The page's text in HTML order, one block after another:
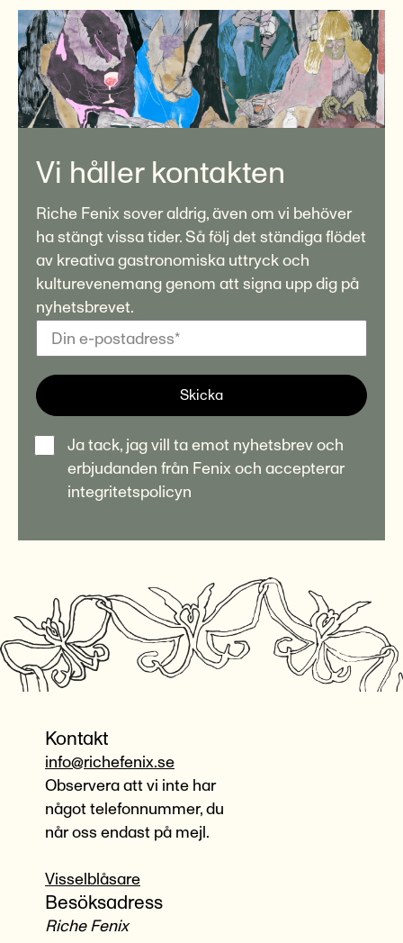
Vi håller kontakten
Riche Fenix sover aldrig, även om vi behöver
ha stängt vissa tider. Så följ det ständiga flödet
av kreativa gastronomiska uttryck och
kulturevenemang genom att signa upp dig på
nyhetsbrevet.
Skicka
Ja tack, jag vill ta emot nyhetsbrev och
erbjudanden från Fenix och accepterar
integritetspolicyn
Kontakt
info@richefenix.se
Observera att vi inte har
något telefonnummer, du
når oss endast på mejl.
Visselblåsare
Besöksadress
Riche Fenix